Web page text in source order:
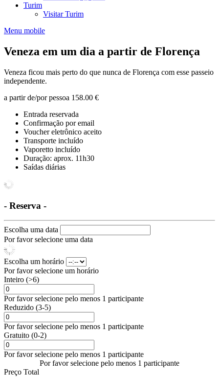
Turim
Visitar Turim
Menu mobile
Veneza em um dia a partir de Florença
Veneza ficou mais perto do que nunca de Florença com esse passeio
independente.
a partir de/por pessoa 158.00 €
Entrada reservada
Confirmação por email
Voucher eletrônico aceito
Transporte incluído
Vaporetto incluído
Duração: aprox. 11h30
Saídas diárias
- Reserva -
Escolha uma data
Por favor selecione uma data
Escolha um horário
Por favor selecione um horário
Inteiro (>6)
Por favor selecione pelo menos 1 participante
Reduzido (3-5)
Por favor selecione pelo menos 1 participante
Gratuito (0-2)
Por favor selecione pelo menos 1 participante
Por favor selecione pelo menos 1 participante
Preço Total